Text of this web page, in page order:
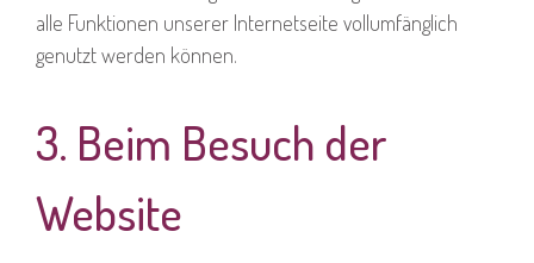
alle Funktionen unserer Internetseite vollumfänglich
genutzt werden können.
3. Beim Besuch der
Website